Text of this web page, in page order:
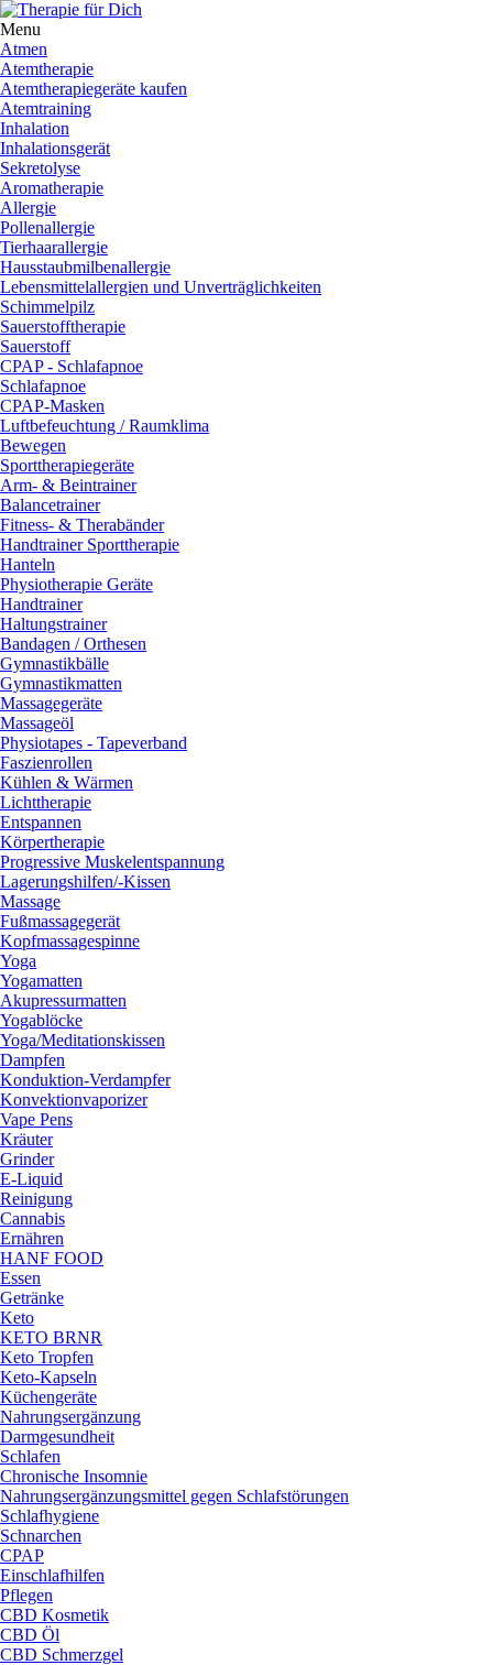
Menu
Atmen
Atemtherapie
Atemtherapiegeräte kaufen
Atemtraining
Inhalation
Inhalationsgerät
Sekretolyse
Aromatherapie
Allergie
Pollenallergie
Tierhaarallergie
Hausstaubmilbenallergie
Lebensmittelallergien und Unverträglichkeiten
Schimmelpilz
Sauerstofftherapie
Sauerstoff
CPAP - Schlafapnoe
Schlafapnoe
CPAP-Masken
Luftbefeuchtung / Raumklima
Bewegen
Sporttherapiegeräte
Arm- & Beintrainer
Balancetrainer
Fitness- & Therabänder
Handtrainer Sporttherapie
Hanteln
Physiotherapie Geräte
Handtrainer
Haltungstrainer
Bandagen / Orthesen
Gymnastikbälle
Gymnastikmatten
Massagegeräte
Massageöl
Physiotapes - Tapeverband
Faszienrollen
Kühlen & Wärmen
Lichttherapie
Entspannen
Körpertherapie
Progressive Muskelentspannung
Lagerungshilfen/-Kissen
Massage
Fußmassagegerät
Kopfmassagespinne
Yoga
Yogamatten
Akupressurmatten
Yogablöcke
Yoga/Meditationskissen
Dampfen
Konduktion-Verdampfer
Konvektionvaporizer
Vape Pens
Kräuter
Grinder
E-Liquid
Reinigung
Cannabis
Ernähren
HANF FOOD
Essen
Getränke
Keto
KETO BRNR
Keto Tropfen
Keto-Kapseln
Küchengeräte
Nahrungsergänzung
Darmgesundheit
Schlafen
Chronische Insomnie
Nahrungsergänzungsmittel gegen Schlafstörungen
Schlafhygiene
Schnarchen
CPAP
Einschlafhilfen
Pflegen
CBD Kosmetik
CBD Öl
CBD Schmerzgel